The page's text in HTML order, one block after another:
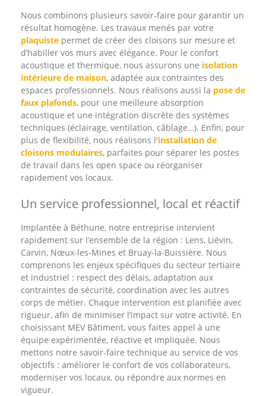
Nous combinons plusieurs savoir-faire pour garantir un
résultat homogène. Les travaux menés par votre
plaquiste permet de créer des cloisons sur mesure et
d’habiller vos murs avec élégance. Pour le confort
acoustique et thermique, nous assurons une isolation
intérieure de maison, adaptée aux contraintes des
espaces professionnels. Nous réalisons aussi la pose de
faux plafonds, pour une meilleure absorption
acoustique et une intégration discrète des systèmes
techniques (éclairage, ventilation, câblage…). Enfin, pour
plus de flexibilité, nous réalisons l'installation de
cloisons modulaires, parfaites pour séparer les postes
de travail dans les open space ou réorganiser
rapidement vos locaux.
Un service professionnel, local et réactif
Implantée à Béthune, notre entreprise intervient
rapidement sur l’ensemble de la région : Lens, Liévin,
Carvin, Nœux-les-Mines et Bruay-la-Buissière. Nous
comprenons les enjeux spécifiques du secteur tertiaire
et industriel : respect des délais, adaptation aux
contraintes de sécurité, coordination avec les autres
corps de métier. Chaque intervention est planifiée avec
rigueur, afin de minimiser l’impact sur votre activité. En
choisissant MEV Bâtiment, vous faites appel à une
équipe expérimentée, réactive et impliquée. Nous
mettons notre savoir-faire technique au service de vos
objectifs : améliorer le confort de vos collaborateurs,
moderniser vos locaux, ou répondre aux normes en
vigueur.